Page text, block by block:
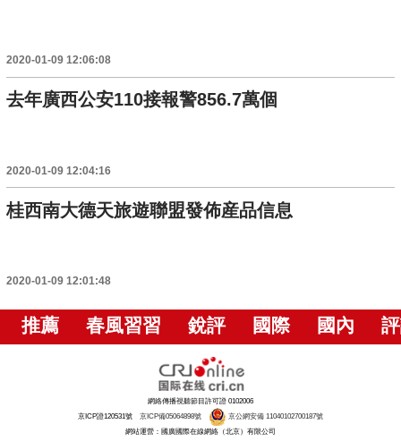
2020-01-09 12:06:08
去年廣西公安110接報警856.7萬個
2020-01-09 12:04:16
桂西南大德天旅遊聯盟發佈産品信息
2020-01-09 12:01:48
推薦 春風習習 銳評 國際 國內
網絡傳播視聽節目許可證 0102006
京ICP證120531號 京ICP備05064898號
京公網安備 11040102700187號
網站運營：國廣國際在線網絡（北京）有限公司